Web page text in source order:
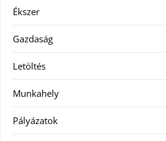
Ékszer
Gazdaság
Letöltés
Munkahely
Pályázatok